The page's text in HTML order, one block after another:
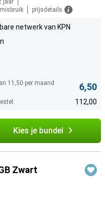
jaar
prijsdetails
netwerk van KPN
11,50 per maand
6,50
112,00
Kies je bundel
Zwart